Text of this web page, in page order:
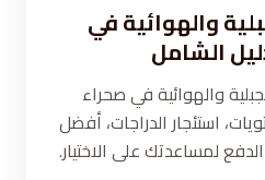
والهوائية في
الشامل
والهوائية في صحراء
استئجار الدراجات، أفضل
لمساعدتك على الاختيار.